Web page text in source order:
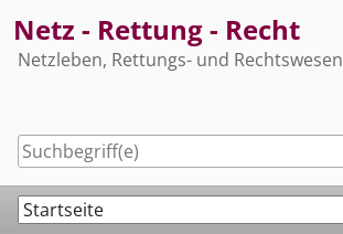
to
content
Netz - Rettung - Recht
Netzleben, Rettungs- und Rechtswesen
Navigation